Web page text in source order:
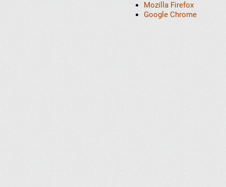
Mozilla Firefox
Google Chrome